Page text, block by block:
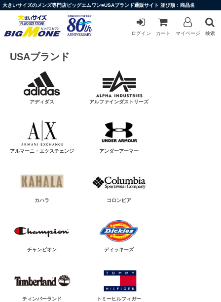
大きいサイズのメンズ専門店ビッグエムワン■USAブランド通販サイト 並び順：商品名
ログイン カート マイページ 検索
USAブランド
アディダス アルファインダストリーズ
アルマーニ・エクスチェンジ アンダーアーマー
カハラ コロンビア
チャンピオン ディッキーズ
ティンバーランド トミーヒルフィガー